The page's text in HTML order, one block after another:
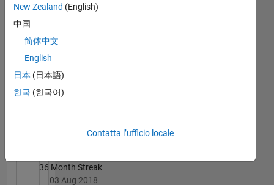
ask me
all you
have to
do is
"GPU"
question.
Knight's
Badge
MATLAB
Answers
Badge
36 Month Streak
03 Aug 2018
New Zealand (English)
中国
简体中文
English
日本 (日本語)
한국 (한국어)
Contatta l’ufficio locale